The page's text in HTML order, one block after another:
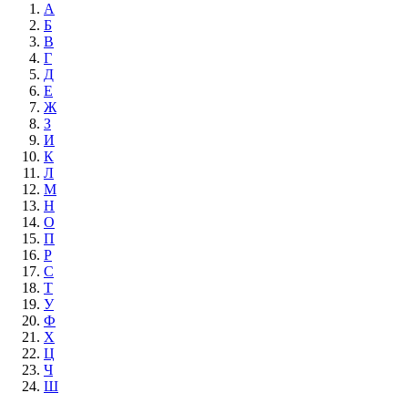
А
Б
В
Г
Д
Е
Ж
З
И
К
Л
М
Н
О
П
Р
С
Т
У
Ф
Х
Ц
Ч
Ш